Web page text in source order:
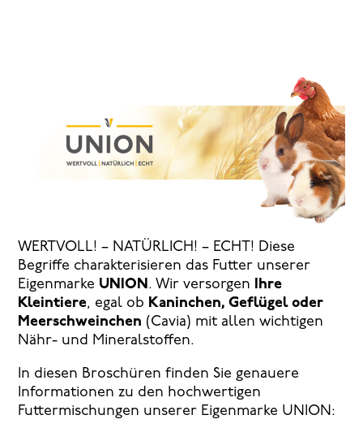
WERTVOLL! – NATÜRLICH! – ECHT! Diese
Begriffe charakterisieren das Futter unserer
Eigenmarke UNION. Wir versorgen Ihre
Kleintiere, egal ob Kaninchen, Geflügel oder
Meerschweinchen (Cavia) mit allen wichtigen
Nähr- und Mineralstoffen.
In diesen Broschüren finden Sie genauere
Informationen zu den hochwertigen
Futtermischungen unserer Eigenmarke UNION: